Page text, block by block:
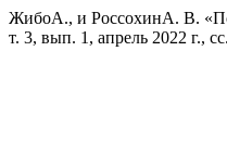
ЖибоА., и РоссохинА. В.
т. 3, вып. 1, апрель 2022 г.,